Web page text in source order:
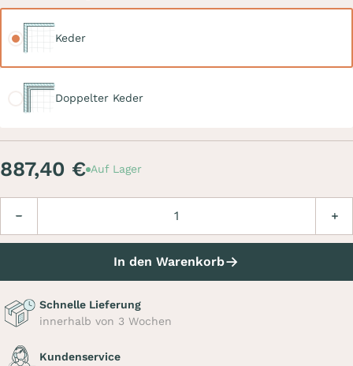
Keder
Doppelter Keder
887,40 € Auf Lager
In den Warenkorb
Schnelle Lieferung
innerhalb von 3 Wochen
Kundenservice